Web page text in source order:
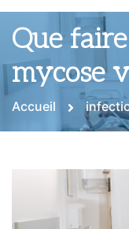
Que
mycose
Accueil